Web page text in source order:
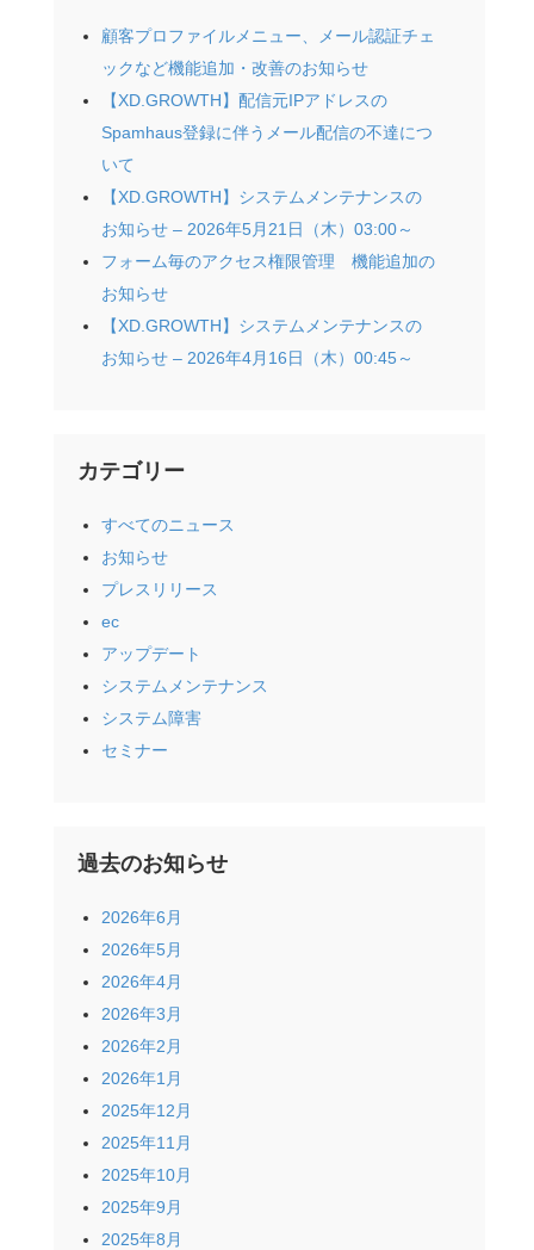
顧客プロファイルメニュー、メール認証チェ
ックなど機能追加・改善のお知らせ
【XD.GROWTH】配信元IPアドレスの
Spamhaus登録に伴うメール配信の不達につ
いて
【XD.GROWTH】システムメンテナンスの
お知らせ – 2026年5月21日（木）03:00～
フォーム毎のアクセス権限管理 機能追加の
お知らせ
【XD.GROWTH】システムメンテナンスの
お知らせ – 2026年4月16日（木）00:45～
カテゴリー
すべてのニュース
お知らせ
プレスリリース
ec
アップデート
システムメンテナンス
システム障害
セミナー
過去のお知らせ
2026年6月
2026年5月
2026年4月
2026年3月
2026年2月
2026年1月
2025年12月
2025年11月
2025年10月
2025年9月
2025年8月